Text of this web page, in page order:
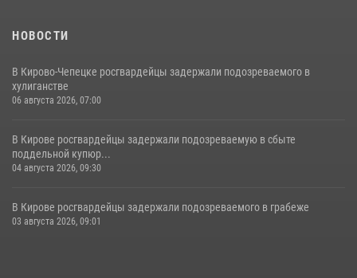
НОВОСТИ
В Кирово-Чепецке росгвардейцы задержали подозреваемого в
хулиганстве
06 августа 2026, 07:00
В Кирове росгвардейцы задержали подозреваемую в сбыте
поддельной купюр...
04 августа 2026, 09:30
В Кирове росгвардейцы задержали подозреваемого в грабеже
03 августа 2026, 09:01